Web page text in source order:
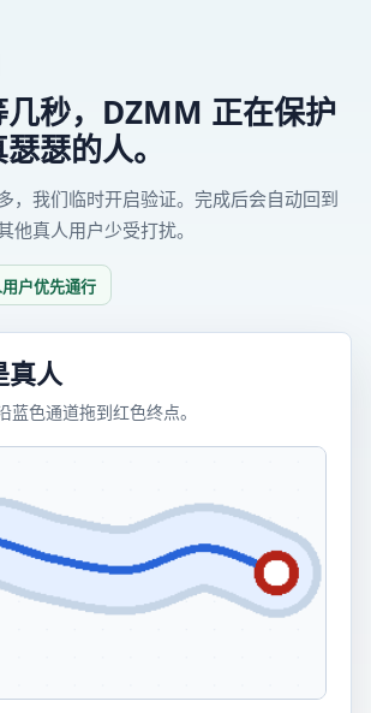
几秒，DZMM 正在保护
瑟的人。
，我们临时开启验证。完成后会自动回到
他真人用户少受打扰。
户优先通行
真人
蓝色通道拖到红色终点。